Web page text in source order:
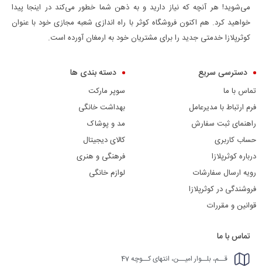
می‌شوید! هر آنچه که نیاز دارید و به ذهن شما خطور می‌کند در اینجا پیدا
خواهید کرد. هم اکنون فروشگاه کوثر با راه اندازی شعبه مجازی خود با عنوان
کوثرپلازا خدمتی جدید را برای مشتریان خود به ارمغان آورده است.
دسترسی سریع
تماس با ما
فرم ارتباط با مدیرعامل
راهنمای ثبت سفارش
حساب کاربری
درباره کوثرپلازا
رویه ارسال سفارشات
فروشندگی در کوثرپلازا
قوانین و مقررات
دسته بندی ها
سوپر مارکت
بهداشت خانگی
مد و پوشاک
کالای دیجیتال
فرهنگی و هنری
لوازم خانگی
تماس با ما
قــم، بلــوار امیــن، انتهای کــوچه 47